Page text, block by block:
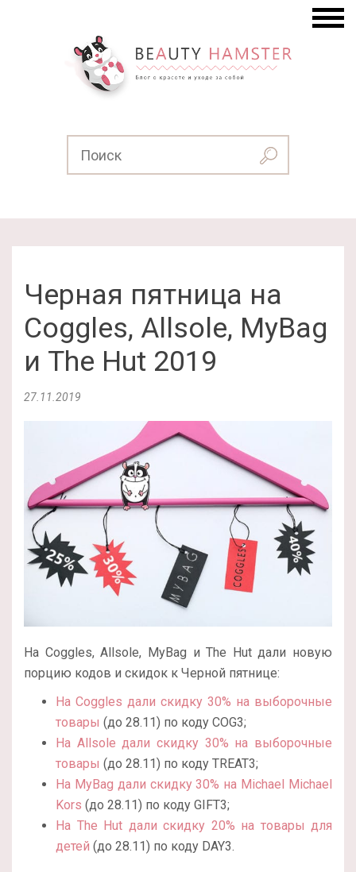
Черная пятница на
Coggles, Allsole, MyBag
и The Hut 2019
27.11.2019
На Coggles, Allsole, MyBag и The Hut дали новую
порцию кодов и скидок к Черной пятнице:
На Coggles дали скидку 30% на выборочные
товары (до 28.11) по коду COG3;
На Allsole дали скидку 30% на выборочные
товары (до 28.11) по коду TREAT3;
На MyBag дали скидку 30% на Michael Michael
Kors (до 28.11) по коду GIFT3;
На The Hut дали скидку 20% на товары для
детей (до 28.11) по коду DAY3.